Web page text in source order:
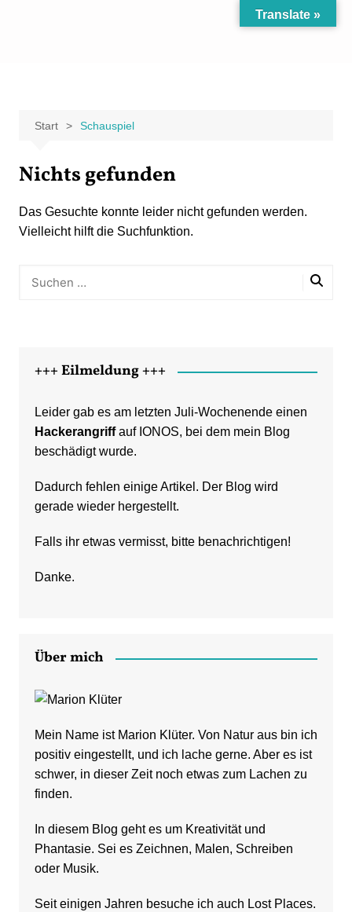
Start Schauspiel
Nichts gefunden
Das Gesuchte konnte leider nicht gefunden werden.
Vielleicht hilft die Suchfunktion.
+++ Eilmeldung +++
Leider gab es am letzten Juli-Wochenende einen
Hackerangriffauf IONOS, bei dem mein Blog
beschädigt wurde.
Dadurch fehlen einige Artikel. Der Blog wird
gerade wieder hergestellt.
Falls ihr etwas vermisst, bitte benachrichtigen!
Danke.
Über mich
Mein Name ist Marion Klüter. Von Natur aus bin ich
positiv eingestellt, und ich lache gerne. Aber es ist
schwer, in dieser Zeit noch etwas zum Lachen zu
finden.
In diesem Blog geht es um Kreativität und
Phantasie. Sei es Zeichnen, Malen, Schreiben
oder Musik.
Seit einigen Jahren besuche ich auch Lost Places.
Translate »